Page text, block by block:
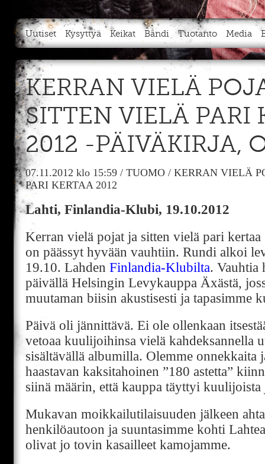
Uutiset Kysyttyä Keikat Bändi Tuotanto Media
KERRAN VIELÄ
SITTEN VIELÄ PARI
2012 -PÄIVÄKIRJA,
07.11.2012 klo 15:59 / TUOMO / KERRAN VIELÄ
PARI KERTAA 2012
Lahti, Finlandia-Klubi, 19.10.2012
Kerran vielä pojat ja sitten vielä pari
on päässyt hyvään vauhtiin. Rundi alkoi
19.10. Lahden Finlandia-Klubilta. Vauhtia
päivällä Helsingin Levykauppa Äxästä,
muutaman biisin akustisesti ja tapasimme
Päivä oli jännittävä. Ei ole ollenkaan
vetoaa kuulijoihinsa vielä kahdeksannella
sisältävällä albumilla. Olemme onnekkaita
haastavan kaksitahoinen ”180 astetta”
siinä määrin, että kauppa täyttyi
Mukavan moikkailutilaisuuden jälkeen
henkilöautoon ja suuntasimme kohti
olivat jo tovin kasailleet kamojamme.